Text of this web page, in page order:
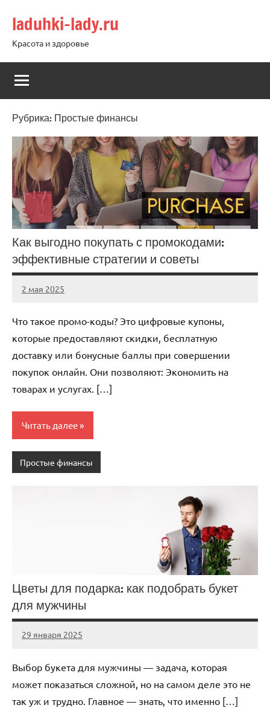
содержимому
laduhki-lady.ru
Красота и здоровье
Рубрика: Простые финансы
Как выгодно покупать с промокодами:
эффективные стратегии и советы
2 мая 2025
Avtor
Нет
Что такое промо-коды? Это цифровые купоны,
которые предоставляют скидки, бесплатную
доставку или бонусные баллы при совершении
покупок онлайн. Они позволяют: Экономить на
товарах и услугах. […]
Читать далее
Простые финансы
Цветы для подарка: как подобрать букет
для мужчины
29 января 2025
Avtor
Нет
Выбор букета для мужчины — задача, которая
может показаться сложной, но на самом деле это не
так уж и трудно. Главное — знать, что именно […]